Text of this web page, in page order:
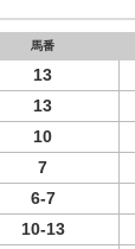
馬番
13
13
10
7
6-7
10-13